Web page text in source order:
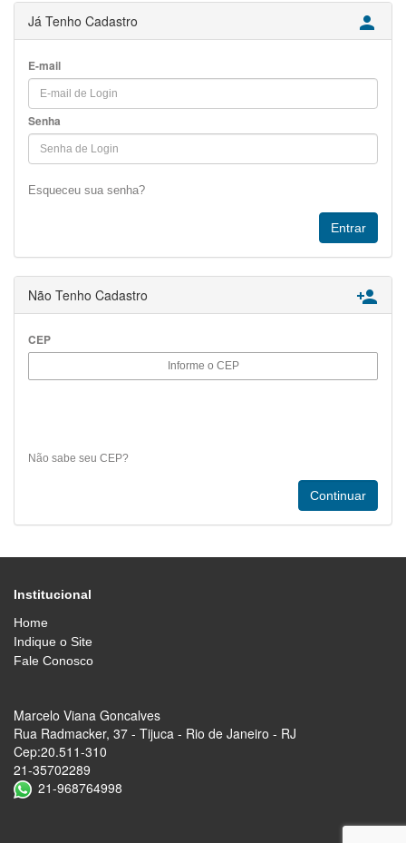
Já Tenho Cadastro 
E-mail
Senha
Esqueceu sua senha?
Não Tenho Cadastro 
CEP
Não sabe seu CEP?
Institucional
Home
Indique o Site
Fale Conosco
Marcelo Viana Goncalves
Rua Radmacker, 37 - Tijuca - Rio de Janeiro - RJ
Cep:20.511-310
21-35702289
21-968764998